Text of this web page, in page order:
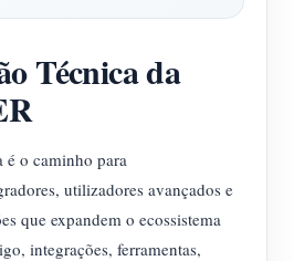
Técnica da
o caminho para
utilizadores avançados e
que expandem o ecossistema
integrações, ferramentas,